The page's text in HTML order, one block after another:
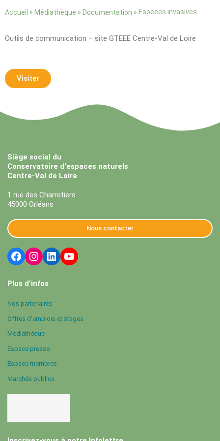
Accueil » Médiathèque » Documentation » Espèces invasives
Outils de communication – site GTEEE Centre-Val de Loire
Visiter
Siège social du
Conservatoire d'espaces naturels
Centre-Val de Loire
1 rue des Charretiers
45000 Orléans
Nous contacter
Plus d'infos
Nos partenaires
Offres d’emplois et stages
Médiathèque
Espace presse
Espace membres
Marchés publics